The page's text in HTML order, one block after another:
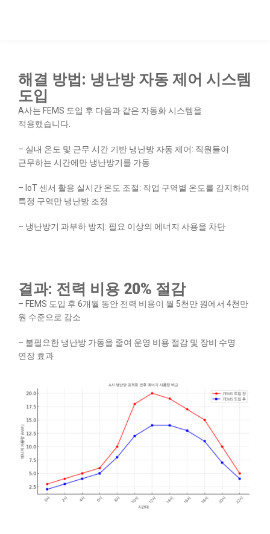
해결 방법: 냉난방 자동 제어 시스템
도입
A사는 FEMS 도입 후 다음과 같은 자동화 시스템을
적용했습니다.
– 실내 온도 및 근무 시간 기반 냉난방 자동 제어: 직원들이
근무하는 시간에만 냉난방기를 가동
– IoT 센서 활용 실시간 온도 조절: 작업 구역별 온도를 감지하여
특정 구역만 냉난방 조정
– 냉난방기 과부하 방지: 필요 이상의 에너지 사용을 차단
결과: 전력 비용 20% 절감
– FEMS 도입 후 6개월 동안 전력 비용이 월 5천만 원에서 4천만
원 수준으로 감소
– 불필요한 냉난방 가동을 줄여 운영 비용 절감 및 장비 수명
연장 효과